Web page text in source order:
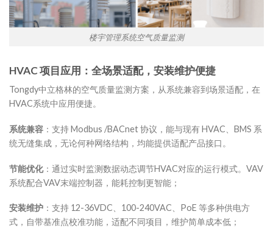
楼宇管理系统空气质量监测
HVAC 项目应用 ：全场景适配，安装维护便捷
Tongdy中立格林的空气质量监测方案，从系统兼容到场景适配，在
HVAC系统中应用便捷。
系统兼容 ：支持 Modbus /BACnet 协议，能与现有 HVAC、BMS 系
统无缝集成，无论何种网络结构，均能提供适配产品接口。
节能优化：通过实时监测数据动态调节HVAC对应的运行模式。VAV
系统配合VAV末端控制器，能耗控制更智能；
安装维护 ：支持 12-36VDC、100-240VAC、PoE 等多种供电方
式，自带基准点校准功能，适配不同项目，维护简单成本低；